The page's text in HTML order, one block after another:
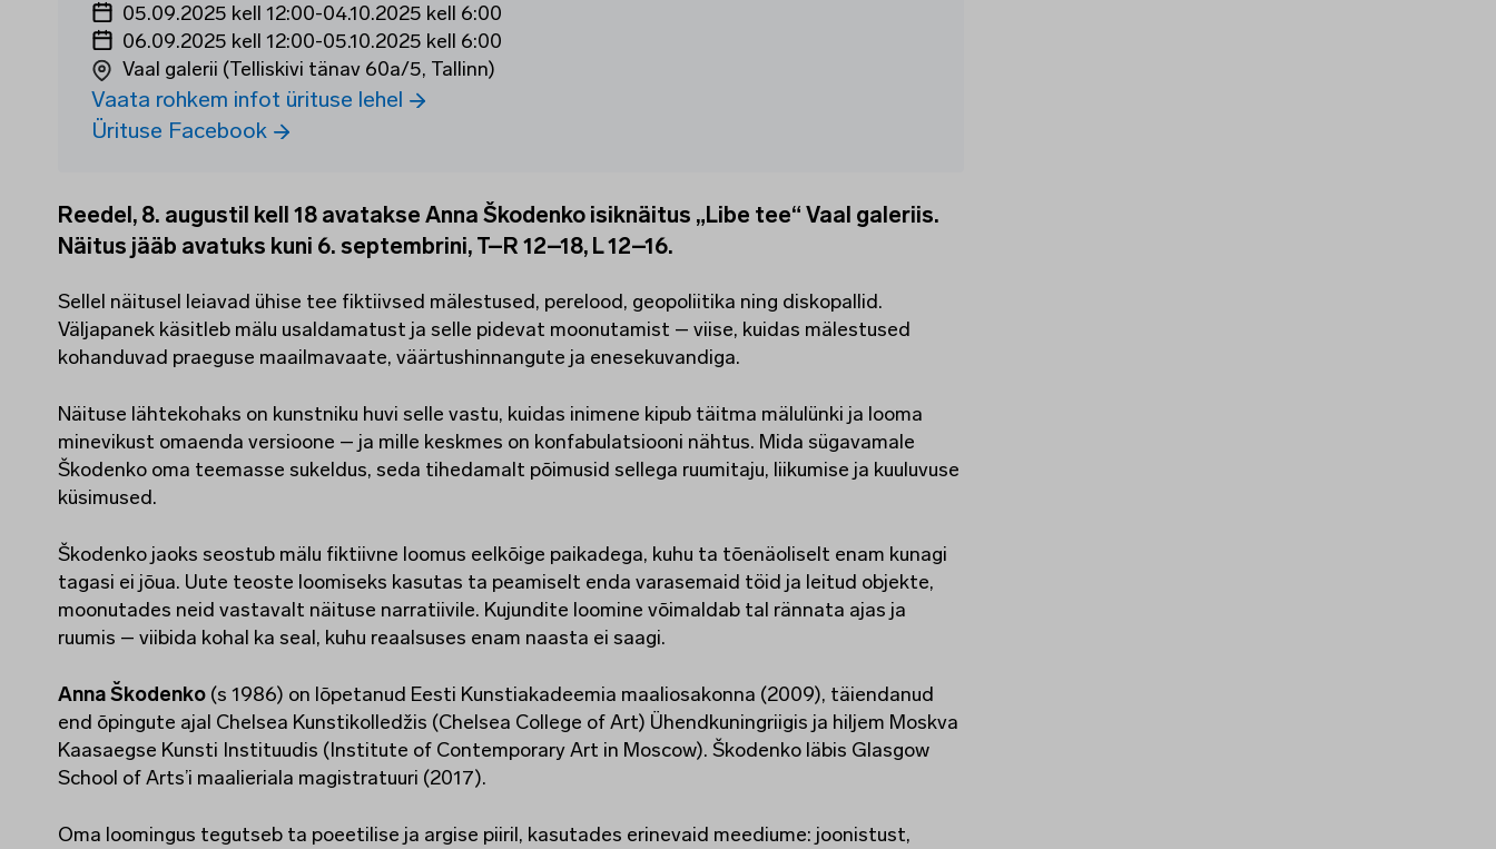
05.09.2025 kell 12:00-04.10.2025 kell 6:00
06.09.2025 kell 12:00-05.10.2025 kell 6:00
Vaal galerii (Telliskivi tänav 60a/5, Tallinn)
Vaata rohkem infot ürituse lehel
Ürituse Facebook
Reedel, 8. augustil kell 18 avatakse Anna Škodenko isiknäitus „Libe tee“ Vaal galeriis.
Näitus jääb avatuks kuni 6. septembrini, T–R 12–18, L 12–16.
Sellel näitusel leiavad ühise tee fiktiivsed mälestused, perelood, geopoliitika ning diskopallid.
Väljapanek käsitleb mälu usaldamatust ja selle pidevat moonutamist – viise, kuidas mälestused
kohanduvad praeguse maailmavaate, väärtushinnangute ja enesekuvandiga.
Näituse lähtekohaks on kunstniku huvi selle vastu, kuidas inimene kipub täitma mälulünki ja looma
minevikust omaenda versioone – ja mille keskmes on konfabulatsiooni nähtus. Mida sügavamale
Škodenko oma teemasse sukeldus, seda tihedamalt põimusid sellega ruumitaju, liikumise ja kuuluvuse
küsimused.
Škodenko jaoks seostub mälu fiktiivne loomus eelkõige paikadega, kuhu ta tõenäoliselt enam kunagi
tagasi ei jõua. Uute teoste loomiseks kasutas ta peamiselt enda varasemaid töid ja leitud objekte,
moonutades neid vastavalt näituse narratiivile. Kujundite loomine võimaldab tal rännata ajas ja
ruumis – viibida kohal ka seal, kuhu reaalsuses enam naasta ei saagi.
Anna Škodenko (s 1986) on lõpetanud Eesti Kunstiakadeemia maaliosakonna (2009), täiendanud
end õpingute ajal Chelsea Kunstikolledžis (Chelsea College of Art) Ühendkuningriigis ja hiljem Moskva
Kaasaegse Kunsti Instituudis (Institute of Contemporary Art in Moscow). Škodenko läbis Glasgow
School of Arts’i maalieriala magistratuuri (2017).
Oma loomingus tegutseb ta poeetilise ja argise piiril, kasutades erinevaid meediume: joonistust,